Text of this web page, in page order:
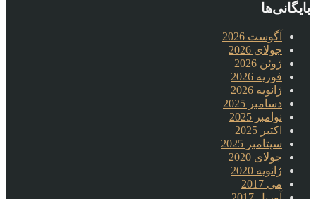
بایگانی‌ها
آگوست 2026
جولای 2026
ژوئن 2026
فوریه 2026
ژانویه 2026
دسامبر 2025
نوامبر 2025
اکتبر 2025
سپتامبر 2025
جولای 2020
ژانویه 2020
می 2017